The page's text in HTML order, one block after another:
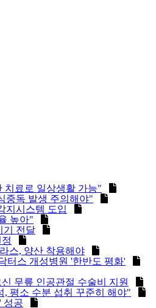
치료로 일상생활 가능"
중독 발생 주의해야"
지시스템 도입
높아"
기 전달
스, 양산 착용해야
터스 개성병원 '한반도 평화'
무릎 인공관절 수술비 지원
평소 수분 섭취 꾸준히 해야"
성공